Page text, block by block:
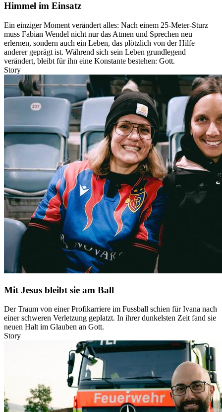
Himmel im Einsatz
Ein einziger Moment verändert alles: Nach einem 25-Meter-Sturz
muss Fabian Wendel nicht nur das Atmen und Sprechen neu
erlernen, sondern auch ein Leben, das plötzlich von der Hilfe
anderer geprägt ist. Während sich sein Leben grundlegend
verändert, bleibt für ihn eine Konstante bestehen: Gott.
Story
Mit Jesus bleibt sie am Ball
Der Traum von einer Profikarriere im Fussball schien für Ivana nach
einer schweren Verletzung geplatzt. In ihrer dunkelsten Zeit fand sie
neuen Halt im Glauben an Gott.
Story